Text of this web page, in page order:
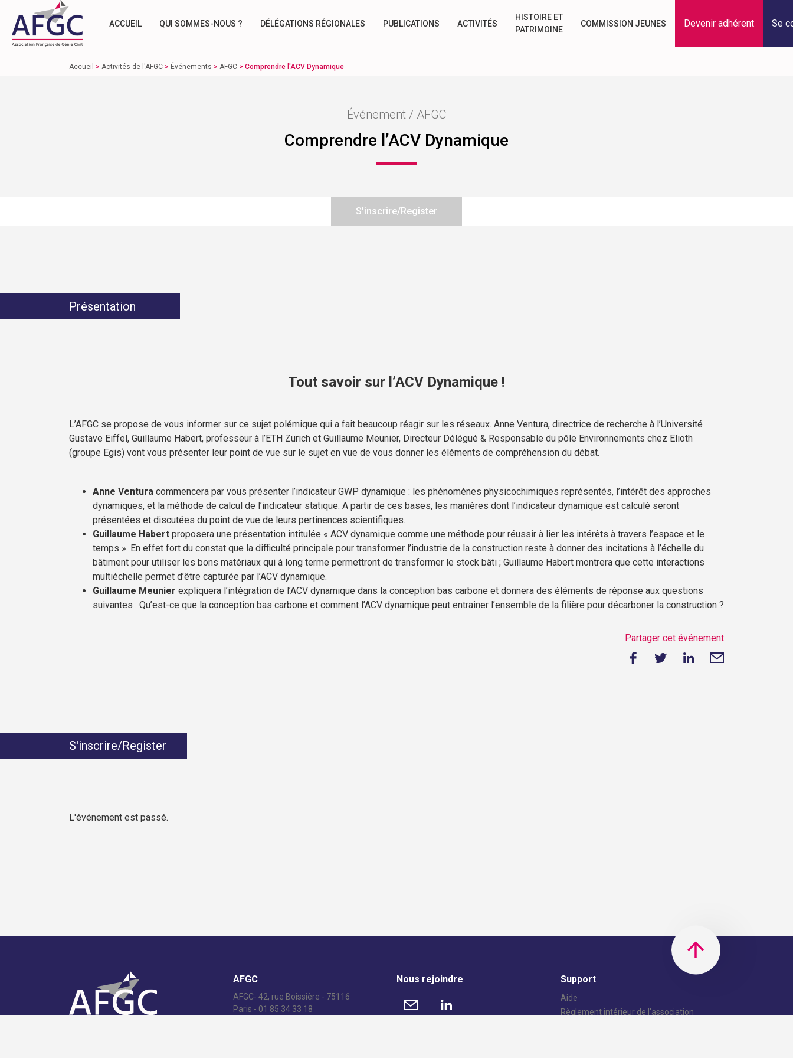
ACCUEIL QUI SOMMES-NOUS ? DÉLÉGATIONS RÉGIONALES PUBLICATIONS ACTIVITÉS
HISTOIRE ET
PATRIMOINE
COMMISSION JEUNES Devenir adhérent Se
Accueil > Activités de l'AFGC > Événements > AFGC > Comprendre l'ACV Dynamique
Événement / AFGC
Comprendre l’ACV Dynamique
S'inscrire/Register
Présentation
Tout savoir sur l’ACV Dynamique !
L’AFGC se propose de vous informer sur ce sujet polémique qui a fait beaucoup réagir sur les réseaux. Anne Ventura, directrice de recherche à l’Université
Gustave Eiffel, Guillaume Habert, professeur à l’ETH Zurich et Guillaume Meunier, Directeur Délégué & Responsable du pôle Environnements chez Elioth
(groupe Egis) vont vous présenter leur point de vue sur le sujet en vue de vous donner les éléments de compréhension du débat.
Anne Ventura commencera par vous présenter l’indicateur GWP dynamique : les phénomènes physicochimiques représentés, l’intérêt des approches
dynamiques, et la méthode de calcul de l’indicateur statique. A partir de ces bases, les manières dont l’indicateur dynamique est calculé seront
présentées et discutées du point de vue de leurs pertinences scientifiques.
Guillaume Habert proposera une présentation intitulée « ACV dynamique comme une méthode pour réussir à lier les intérêts à travers l’espace et le
temps ». En effet fort du constat que la difficulté principale pour transformer l’industrie de la construction reste à donner des incitations à l’échelle du
bâtiment pour utiliser les bons matériaux qui à long terme permettront de transformer le stock bâti ; Guillaume Habert montrera que cette interactions
multiéchelle permet d’être capturée par l’ACV dynamique.
Guillaume Meunier expliquera l’intégration de l’ACV dynamique dans la conception bas carbone et donnera des éléments de réponse aux questions
suivantes : Qu’est-ce que la conception bas carbone et comment l’ACV dynamique peut entrainer l’ensemble de la filière pour décarboner la construction ?
Partager cet événement
S'inscrire/Register
L'événement est passé.
AFGC
AFGC- 42, rue Boissière - 75116
Paris - 01 85 34 33 18
Nous rejoindre Support
Aide
Règlement intérieur de l'association